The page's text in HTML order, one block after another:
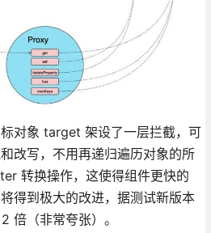
对象 target 架设了一层拦截，可
改写，不用再递归遍历对象的所
转换操作，这使得组件更快的
得到极大的改进，据测试新版本
倍（非常夸张）。